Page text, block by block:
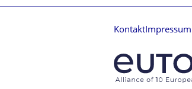
Kontakt Impressum